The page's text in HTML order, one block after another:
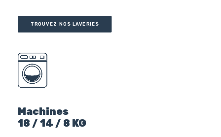
TROUVEZ NOS LAVERIES
Machines
18 / 14 / 8 KG